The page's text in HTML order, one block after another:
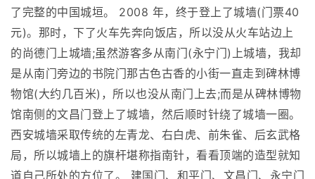
了完整的中国城垣。 2008 年，终于登上了城墙(门票40
元)。那时，下了火车先奔向饭店，所以没从火车站边上
的尚德门上城墙;虽然游客多从南门(永宁门)上城墙，我却
是从南门旁边的书院门那古色古香的小街一直走到碑林博
物馆(大约几百米)，所以也没从南门上去;而是从碑林博物
馆南侧的文昌门登上了城墙，然后顺时针绕了城墙一圈。
西安城墙采取传统的左青龙、右白虎、前朱雀、后玄武格
局，所以城墙上的旗杆堪称指南针，看看顶端的造型就知
道自己所处的方位了。 建国门、和平门、文昌门、永宁门